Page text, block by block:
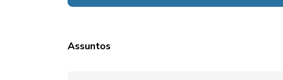
Assuntos